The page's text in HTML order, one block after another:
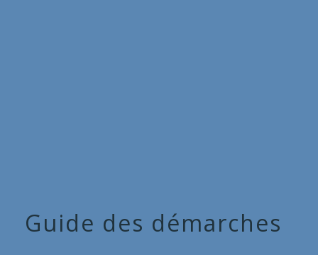
Guide des démarches